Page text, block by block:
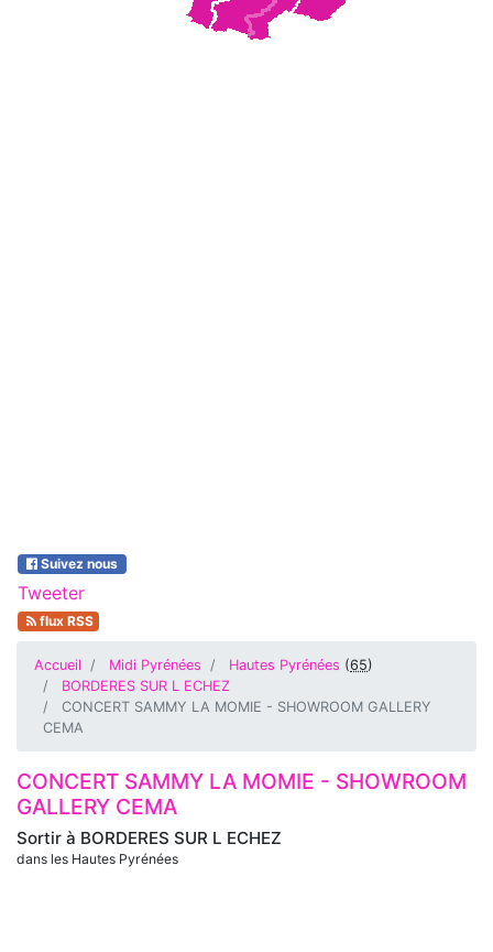
Suivez nous
Tweeter
flux RSS
Accueil Midi Pyrénées Hautes Pyrénées (65)
BORDERES SUR L ECHEZ
CONCERT SAMMY LA MOMIE - SHOWROOM GALLERY
CEMA
Sortir à BORDERES SUR L ECHEZ
dans les Hautes Pyrénées
CONCERT SAMMY LA MOMIE - SHOWROOM
GALLERY CEMA